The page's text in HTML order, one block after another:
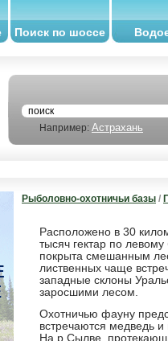
Поиск по шоссе
Например: Астрахань
Рыболовно-охотничьи базы /
Расположено в 30
тысяч гектар по
покрыта смешанным
лиственных чаще
западные склоны
заросшими лесом.
Охотничью фауну
встречаются медведь и
На р.Сылве,